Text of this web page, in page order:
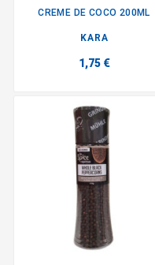
CREME DE COCO 200ML
KARA
1,75 €